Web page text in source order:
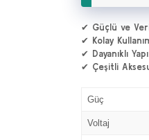
✔ Güçlü ve
✔ Kolay
✔ Dayanıklı Yapı
✔ Çeşitli
Güç
Voltaj